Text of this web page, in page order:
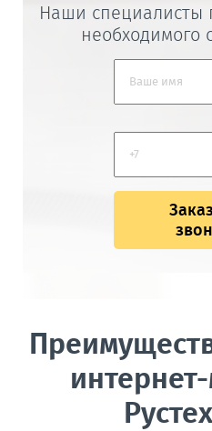
Наши специалисты
необходимого